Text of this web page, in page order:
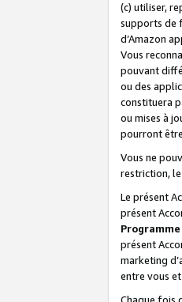
(c) utiliser,
supports de
d’Amazon
Vous
pouvant
ou des
constituera
ou mises à
pourront
Vous ne
restriction,
Le présent
présent
Programme
présent
marketing
entre vous